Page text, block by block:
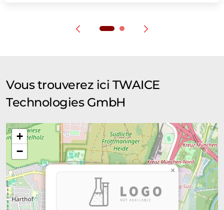
Vous trouverez ici TWAICE
Technologies GmbH
×
+
−